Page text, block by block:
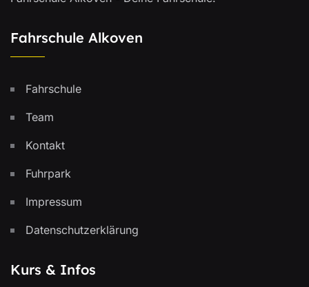
Fahrschule Alkoven
Fahrschule
Team
Kontakt
Fuhrpark
Impressum
Datenschutzerklärung
Kurs & Infos